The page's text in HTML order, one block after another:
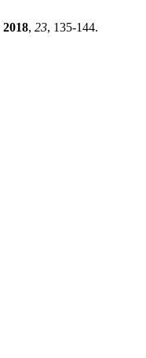
2018, 23, 135-144.